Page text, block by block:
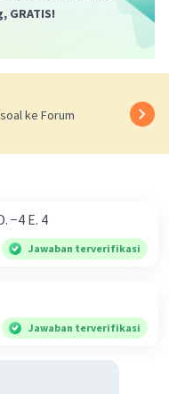
GRATIS!
ke Forum
11 D. −4 E. 4
Jawaban terverifikasi
Jawaban terverifikasi